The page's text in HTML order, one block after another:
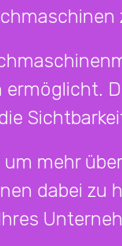
mehr
dabei zu